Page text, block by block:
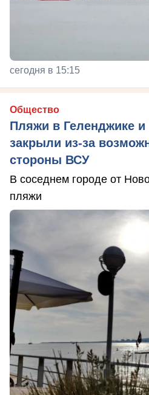
сегодня в 15:15
Общество
Пляжи в Геленджике и
закрыли из-за
стороны ВСУ
В соседнем городе от
пляжи